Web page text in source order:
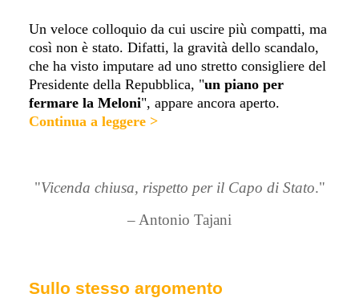
Un veloce colloquio da cui uscire più compatti, ma
così non è stato. Difatti, la gravità dello scandalo,
che ha visto imputare ad uno stretto consigliere del
Presidente della Repubblica, "un piano per
fermare la Meloni", appare ancora aperto.
Continua a leggere >
"Vicenda chiusa, rispetto per il Capo di Stato."
– Antonio Tajani
Sullo stesso argomento